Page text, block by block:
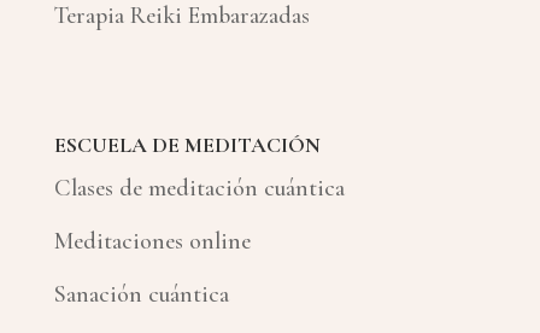
Terapia Reiki Embarazadas
ESCUELA DE MEDITACIÓN
Clases de meditación cuántica
Meditaciones online
Sanación cuántica